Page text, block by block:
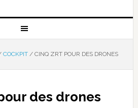
COCKPIT /CINQ ZRT POUR DES DRONES
des drones